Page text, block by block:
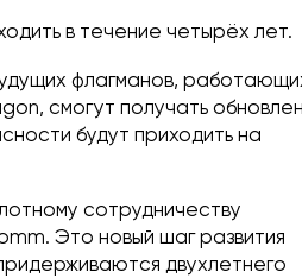
в течение четырёх лет.
флагманов,
смогут получать
будут приходить на
сотрудничеству
Это новый шаг развития
двухлетнего